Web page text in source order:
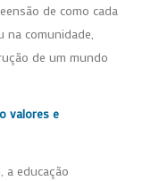
de como cada
na comunidade,
de um mundo
valores e
a educação